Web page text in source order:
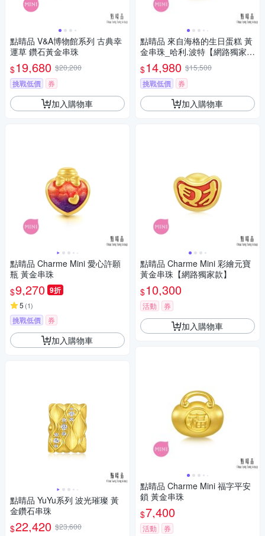
點睛品 V&A博物館系列 古典幸
運草 鑽石黃金串珠
$19,680 $20,200
挑戰低價
券
加入購物車
點睛品 Charme Mini 愛心許願
瓶 黃金串珠
$9,270 9折
5 (1)
挑戰低價 券
加入購物車
點睛品 YuYu系列 波光璀璨 黃
金鑽石串珠
$22,420 $23,600
點睛品 來自海格的生日蛋糕 黃
金串珠_哈利.波特【網路獨家
款】
$14,980 $15,500
挑戰低價
券
加入購物車
點睛品 Charme Mini 彩繪元寶
黃金串珠【網路獨家款】
$10,300
活動 券
加入購物車
點睛品 Charme Mini 福字平安
鎖 黃金串珠
$7,400
活動 券